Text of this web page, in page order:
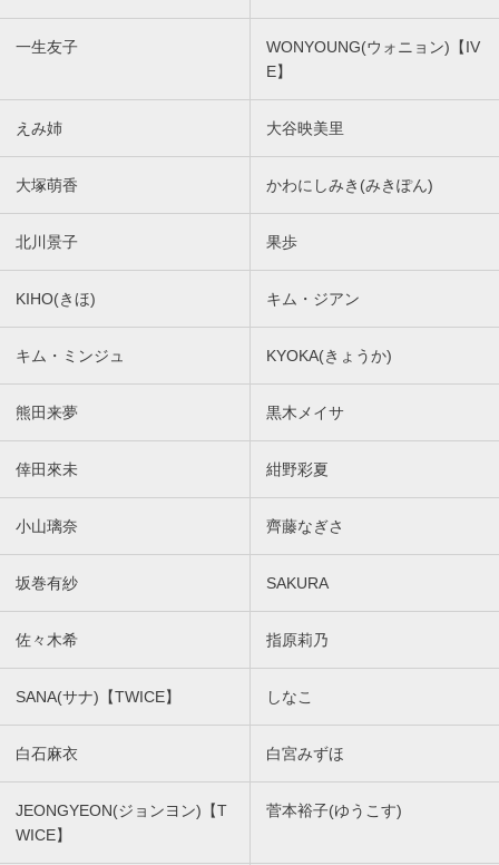
一生友子
WONYOUNG(ウォニョン)【IV
E】
えみ姉 大谷映美里
大塚萌香 かわにしみき(みきぽん)
北川景子 果歩
KIHO(きほ) キム・ジアン
キム・ミンジュ KYOKA(きょうか)
熊田来夢 黒木メイサ
倖田來未 紺野彩夏
小山璃奈 齊藤なぎさ
坂巻有紗 SAKURA
佐々木希 指原莉乃
SANA(サナ)【TWICE】 しなこ
白石麻衣 白宮みずほ
JEONGYEON(ジョンヨン)【T
WICE】
菅本裕子(ゆうこす)